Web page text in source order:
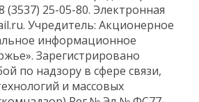
(3537) 25-05-80. Электронная
Учредитель: Акционерное
информационное
Зарегистрировано
по надзору в сфере связи,
и массовых